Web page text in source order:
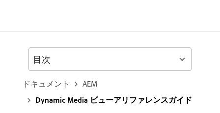
ドキュメント
AEM
Dynamic Media ビューアリファレンスガイド
目次